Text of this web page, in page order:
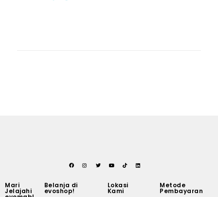
Mari
Jelajahi
Belanja di
evoshop!
Lokasi
Kami
Metode
Pembayaran